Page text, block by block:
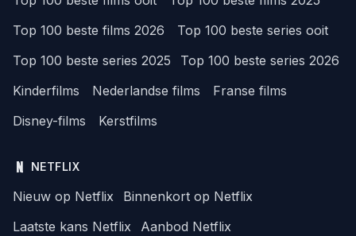
Top 100 beste films 2026
Top 100 beste series ooit
Top 100 beste series 2025
Top 100 beste series 2026
Kinderfilms
Nederlandse films
Franse films
Disney-films
Kerstfilms
NETFLIX
Nieuw op Netflix
Binnenkort op Netflix
Laatste kans Netflix
Aanbod Netflix